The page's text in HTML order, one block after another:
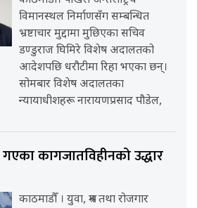
विमानस्थल निर्माणसँग सम्बन्धित
भ्रष्टाचार मुद्दामा मुछिएका सचिव
डण्डुराज घिमिरे विशेष अदालतको
आदेशपछि धरौटीमा रिहा भएका छन्।
सोमबार विशेष अदालतका
न्यायाधीशहरू नारायणप्रसाद पौडेल,
कागजातविहीनको उद्धार
काठमाडौँ । युवा, श्रम तथा रोजगार